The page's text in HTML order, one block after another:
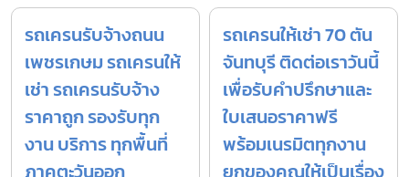
รถเครนรับจ้างถนน
เพชรเกษม รถเครนให้
เช่า รถเครนรับจ้าง
ราคาถูก รองรับทุก
งาน บริการ ทุกพื้นที่
ภาคตะวันออก
รถเครนให้เช่า 70 ตัน
จันทบุรี ติดต่อเราวันนี้
เพื่อรับคำปรึกษาและ
ใบเสนอราคาฟรี
พร้อมเนรมิตทุกงาน
ยกของคุณให้เป็นเรื่อง